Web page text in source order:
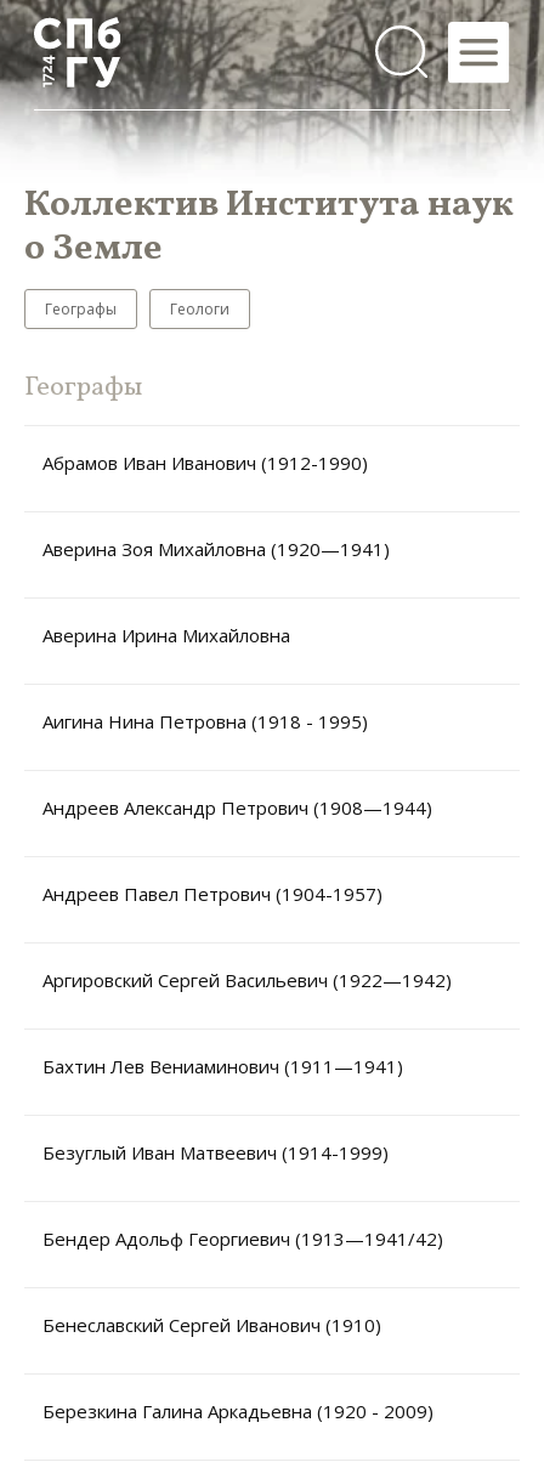
Коллектив Института наук
о Земле
Географы Геологи
Географы
Абрамов Иван Иванович (1912-1990)
Аверина Зоя Михайловна (1920—1941)
Аверина Ирина Михайловна
Аигина Нина Петровна (1918 - 1995)
Андреев Александр Петрович (1908—1944)
Андреев Павел Петрович (1904-1957)
Аргировский Сергей Васильевич (1922—1942)
Бахтин Лев Вениаминович (1911—1941)
Безуглый Иван Матвеевич (1914-1999)
Бендер Адольф Георгиевич (1913—1941/42)
Бенеславский Сергей Иванович (1910)
Березкина Галина Аркадьевна (1920 - 2009)